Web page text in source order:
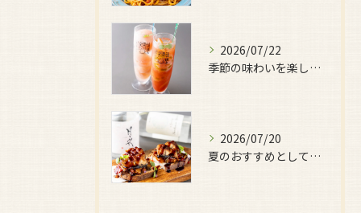
2026/07/22
季節の味わいを楽しみたい日におすすめなのが、
2026/07/20
夏のおすすめとしてぜひ味わっていただきたいのが、